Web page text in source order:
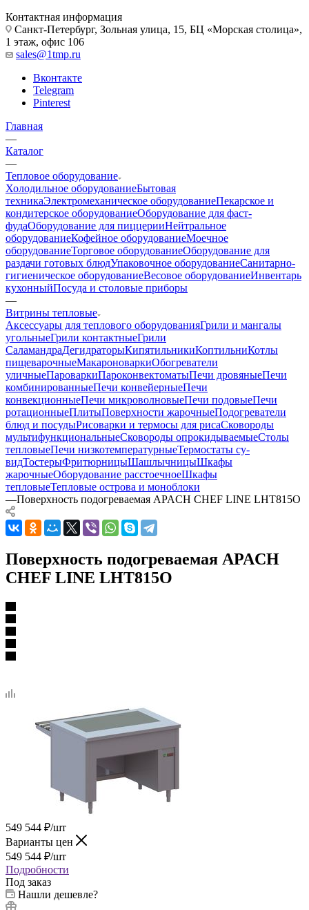
Контактная информация
Санкт-Петербург, Зольная улица, 15, БЦ «Морская столица»,
1 этаж, офис 106
sales@1tmp.ru
Вконтакте
Telegram
Pinterest
Главная
—
Каталог
—
Тепловое оборудование
Холодильное оборудованиеБытовая
техникаЭлектромеханическое оборудованиеПекарское и
кондитерское оборудованиеОборудование для фаст-
фудаОборудование для пиццерииНейтральное
оборудованиеКофейное оборудованиеМоечное
оборудованиеТорговое оборудованиеОборудование для
раздачи готовых блюдУпаковочное оборудованиеСанитарно-
гигиеническое оборудованиеВесовое оборудованиеИнвентарь
кухонныйПосуда и столовые приборы
—
Витрины тепловые
Аксессуары для теплового оборудованияГрили и мангалы
угольныеГрили контактныеГрили
СаламандраДегидраторыКипятильникиКоптильниКотлы
пищеварочныеМакароноваркиОбогреватели
уличныеПароваркиПароконвектоматыПечи дровяныеПечи
комбинированныеПечи конвейерныеПечи
конвекционныеПечи микроволновыеПечи подовыеПечи
ротационныеПлитыПоверхности жарочныеПодогреватели
блюд и посудыРисоварки и термосы для рисаСковороды
мультифункциональныеСковороды опрокидываемыеСтолы
тепловыеПечи низкотемпературныеТермостаты су-
видТостерыФритюрницыШашлычницыШкафы
жарочныеОборудование расстоечноеШкафы
тепловыеТепловые острова и моноблоки
—Поверхность подогреваемая APACH CHEF LINE LHT815O
Поверхность подогреваемая APACH
CHEF LINE LHT815O
549 544 ₽/шт
Варианты цен
549 544 ₽/шт
Подробности
Под заказ
Нашли дешевле?